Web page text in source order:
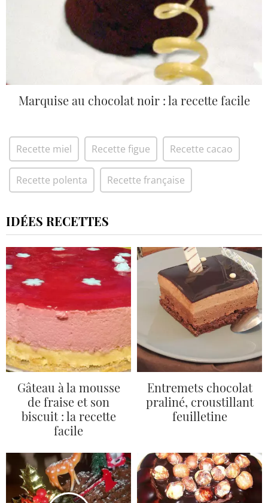
Marquise au chocolat noir : la recette facile
Recette miel Recette figue Recette cacao
Recette polenta Recette française
IDÉES RECETTES
Gâteau à la mousse
de fraise et son
biscuit : la recette
facile
Entremets chocolat
praliné, croustillant
feuilletine